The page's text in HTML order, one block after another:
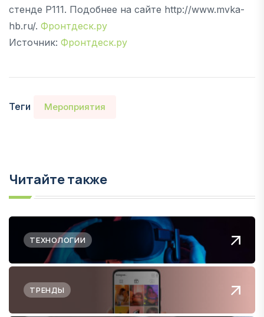
стенде P111. Подобнее на сайте http://www.mvka-
hb.ru/. Фронтдеск.ру
Источник: Фронтдеск.ру
Теги Мероприятия
Читайте также
ТЕХНОЛОГИИ
ТРЕНДЫ